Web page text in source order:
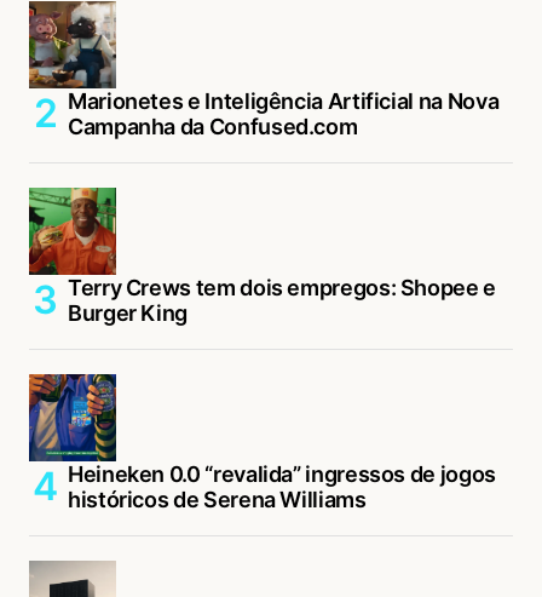
Marionetes e Inteligência Artificial na Nova
Campanha da Confused.com
Terry Crews tem dois empregos: Shopee e
Burger King
Heineken 0.0 “revalida” ingressos de jogos
históricos de Serena Williams